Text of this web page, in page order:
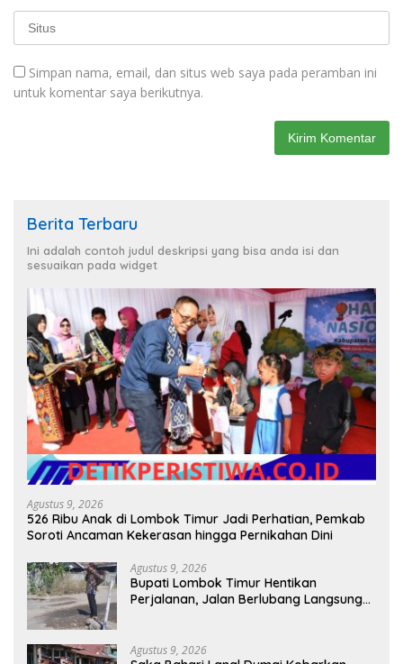
Simpan nama, email, dan situs web saya pada peramban ini
untuk komentar saya berikutnya.
Berita Terbaru
Ini adalah contoh judul deskripsi yang bisa anda isi dan
sesuaikan pada widget
Agustus 9, 2026
526 Ribu Anak di Lombok Timur Jadi Perhatian, Pemkab
Soroti Ancaman Kekerasan hingga Pernikahan Dini
Agustus 9, 2026
Bupati Lombok Timur Hentikan
Perjalanan, Jalan Berlubang Langsung
Agustus 9, 2026